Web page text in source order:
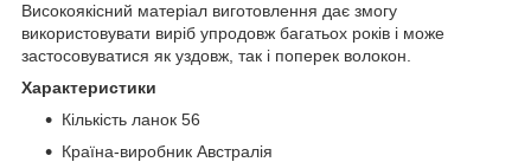
Високоякісний матеріал виготовлення дає змогу
використовувати виріб упродовж багатьох років і може
застосовуватися як уздовж, так і поперек волокон.
Характеристики
Кількість ланок 56
Країна-виробник Австралія